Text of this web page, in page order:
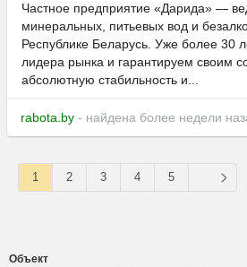
Частное предприятие «Дарида» —
минеральных, питьевых вод и
Республике Беларусь. Уже более 30
лидера рынка и гарантируем своим
абсолютную стабильность и...
rabota.by - найдена более недели
1 2 3 4 5
Объект